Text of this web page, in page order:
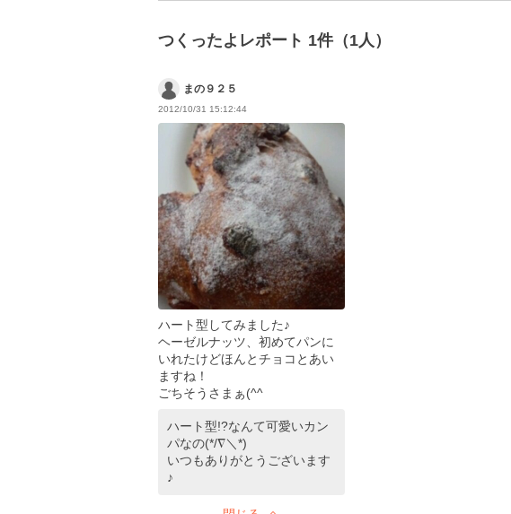
つくったよレポート 1件（1人）
まの９２５
2012/10/31 15:12:44
ハート型してみました♪
ヘーゼルナッツ、初めてパンに
いれたけどほんとチョコとあい
ますね！
ごちそうさまぁ(^^ゞ
ハート型!?なんて可愛いカン
パなの(*/∇＼*)
いつもありがとうございます
♪